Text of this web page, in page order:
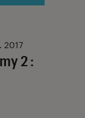
2 :
5
2017